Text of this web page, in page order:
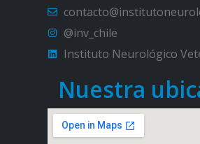
@inv_chile
Instituto Neurológico
Nuestra